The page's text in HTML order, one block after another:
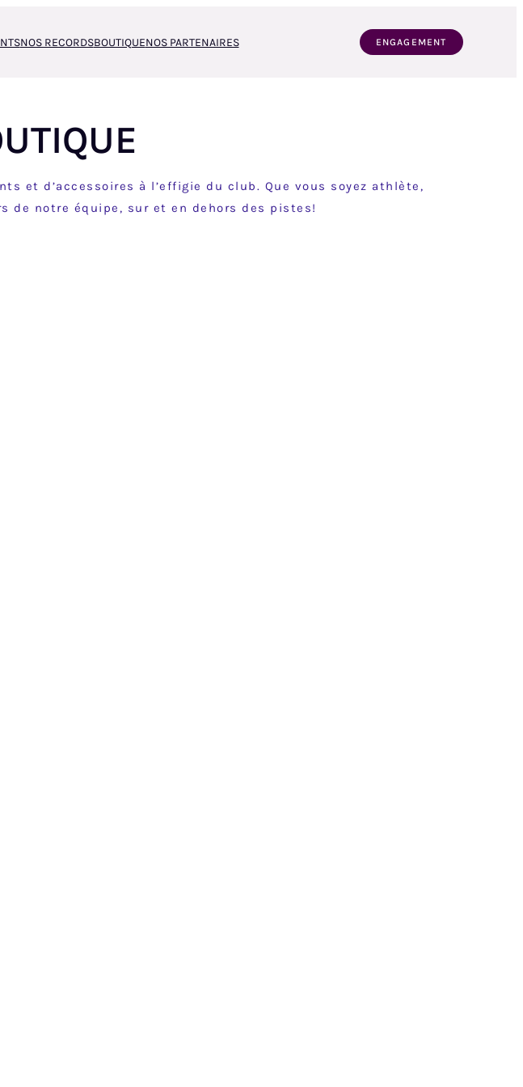
NOS RECORDSBOUTIQUENOS PARTENAIRES ENGAGEMENT
et d’accessoires à l’effigie du club. Que vous soyez athlète,
de notre équipe, sur et en dehors des pistes!